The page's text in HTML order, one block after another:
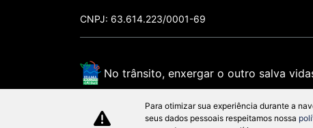
CNPJ: 63.614.223/0001-69
No trânsito, enxergar o outro salva
Para otimizar sua experiência durante a
seus dados pessoais respeitamos nossa